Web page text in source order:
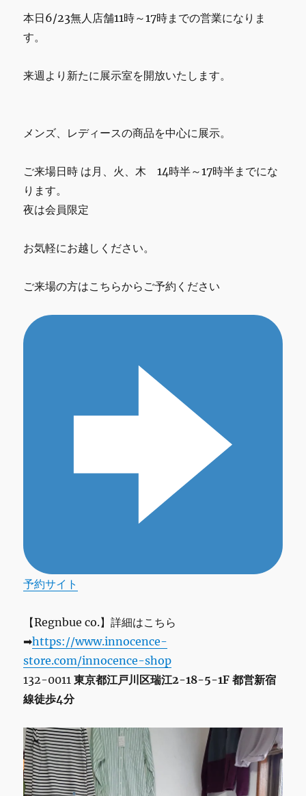
k
し
本日6/23無人店舗11時～17時までの営業になりま
す。
来週より新たに展示室を開放いたします。
メンズ、レディースの商品を中心に展示。
ご来場日時 は月、火、木 14時半～17時半までにな
ります。
夜は会員限定
お気軽にお越しください。
ご来場の方はこちらからご予約ください
予約サイト
【Regnbue co.】詳細はこちら
➡https://www.innocence-
store.com/innocence-shop
132-0011東京都江戸川区瑞江2-18-5-1F 都営新宿
線徒歩4分